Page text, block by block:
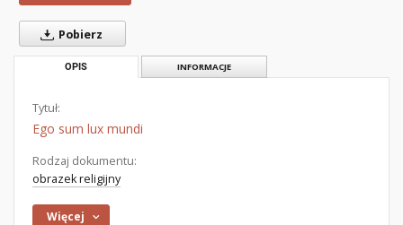
Pobierz
OPIS INFORMACJE
Tytuł:
Ego sum lux mundi
Rodzaj dokumentu:
obrazek religijny
Więcej